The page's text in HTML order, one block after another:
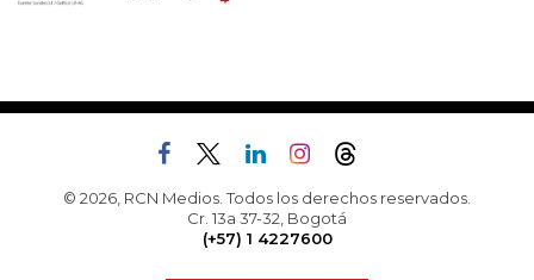
© 2026, RCN Medios. Todos los derechos reservados.
Cr. 13a 37-32, Bogotá
(+57) 1 4227600